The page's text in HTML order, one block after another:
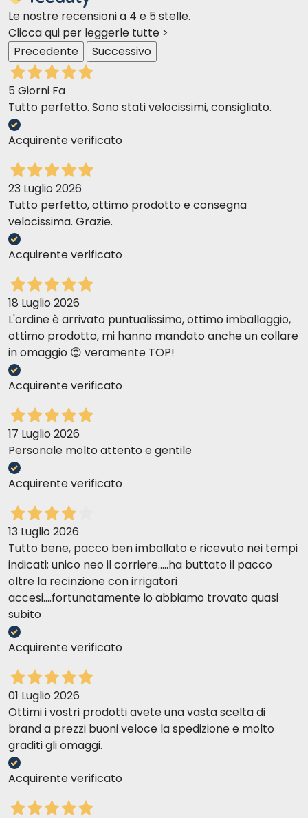
Le nostre recensioni a 4 e 5 stelle.
Clicca qui per leggerle tutte >
Precedente
Successivo
5 Giorni Fa
Tutto perfetto. Sono stati velocissimi, consigliato.
Acquirente verificato
23 Luglio 2026
Tutto perfetto, ottimo prodotto e consegna
velocissima. Grazie.
Acquirente verificato
18 Luglio 2026
L'ordine è arrivato puntualissimo, ottimo imballaggio,
ottimo prodotto, mi hanno mandato anche un collare
in omaggio 😍 veramente TOP!
Acquirente verificato
17 Luglio 2026
Personale molto attento e gentile
Acquirente verificato
13 Luglio 2026
Tutto bene, pacco ben imballato e ricevuto nei tempi
indicati; unico neo il corriere.....ha buttato il pacco
oltre la recinzione con irrigatori
accesi....fortunatamente lo abbiamo trovato quasi
subito
Acquirente verificato
01 Luglio 2026
Ottimi i vostri prodotti avete una vasta scelta di
brand a prezzi buoni veloce la spedizione e molto
graditi gli omaggi.
Acquirente verificato